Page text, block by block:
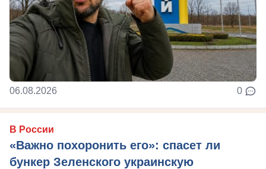
06.08.2026 0
В России
«Важно похоронить его»: спасет ли
бункер Зеленского украинскую